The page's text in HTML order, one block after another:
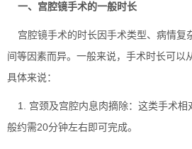
一、宫腔镜手术的一般时长
宫腔镜手术的时长因手术类型、病情复
间等因素而异。一般来说，手术时长可以
具体来说：
1. 宫颈及宫腔内息肉摘除：这类手术
般约需20分钟左右即可完成。